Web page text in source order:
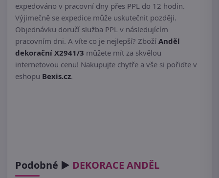
expedováno v pracovní dny přes PPL do 12 hodin.
Výjimečně se expedice může uskutečnit později.
Objednávku doručí služba PPL v následujícím
pracovním dni. A víte co je nejlepší? Zboží Anděl
dekorační X2941/3 můžete mít za skvělou
internetovou cenu! Nakupujte chytře a vše si pořiďte v
eshopu Bexis.cz.
Podobné ► DEKORACE ANDĚL